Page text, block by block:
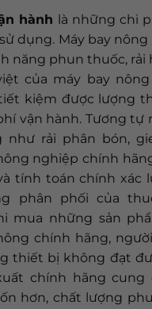
hành
là những chi
dụng. Máy bay
năng phun thuốc, rải
của máy bay
kiệm được lượng
vận hành. Tương tự
như rải phân bón,
nghiệp chính
tính toán chính xác
phân phối của
mua những sản
chính hãng,
thiết bị không đạt
chính hãng cung
hơn, chất lượng